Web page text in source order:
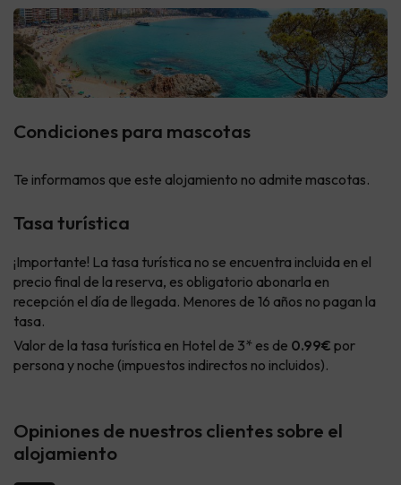
Condiciones para mascotas
Te informamos que este alojamiento no admite mascotas.
Tasa turística
¡Importante! La tasa turística no se encuentra incluida en el
precio final de la reserva, es obligatorio abonarla en
recepción el día de llegada. Menores de 16 años no pagan la
tasa.
Valor de la tasa turística en Hotel de 3* es de 0.99€ por
persona y noche (impuestos indirectos no incluidos).
Opiniones de nuestros clientes sobre el
alojamiento